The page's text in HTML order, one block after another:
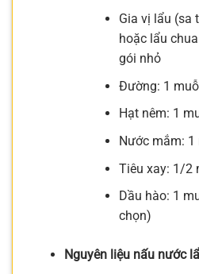
Gia vị lẩu (sa
hoặc lẩu
gói nhỏ
Đường: 1
Hạt nêm: 1
Nước mắm: 1
Tiêu xay: 1/2
Dầu hào: 1
chọn)
Nguyên liệu nấu nước